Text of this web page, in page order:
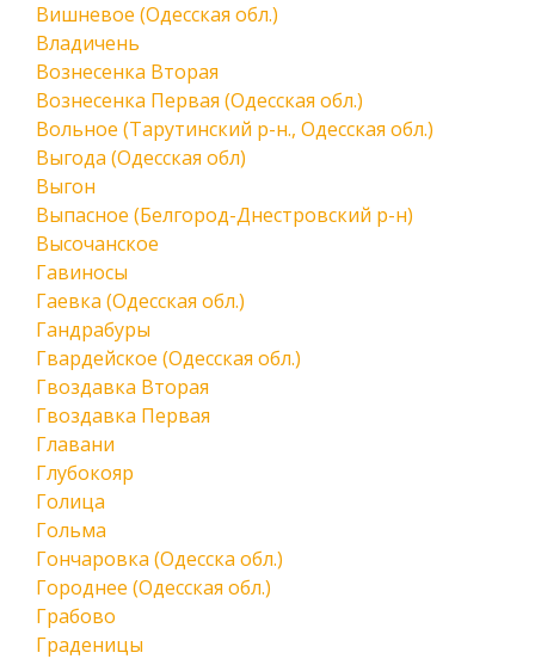
Вишневое (Одесская обл.)
Владичень
Вознесенка Вторая
Вознесенка Первая (Одесская обл.)
Вольное (Тарутинский р-н., Одесская обл.)
Выгода (Одесская обл)
Выгон
Выпасное (Белгород-Днестровский р-н)
Высочанское
Гавиносы
Гаевка (Одесская обл.)
Гандрабуры
Гвардейское (Одесская обл.)
Гвоздавка Вторая
Гвоздавка Первая
Главани
Глубокояр
Голица
Гольма
Гончаровка (Одесска обл.)
Городнее (Одесская обл.)
Грабово
Граденицы